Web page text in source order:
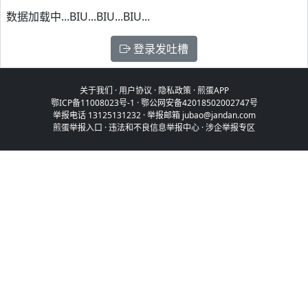
数据加载中...BIU...BIU...BIU...
登录发吐槽
关于我们 ·用户协议 · 隐私政策·煎蛋APP
鄂ICP备11008023号-1 ·鄂公网安备42018502002747号
举报电话 13125131232 · 举报邮箱 jubao@jandan.com
煎蛋举报入口 ·违法和不良信息举报中心 ·涉企举报专区